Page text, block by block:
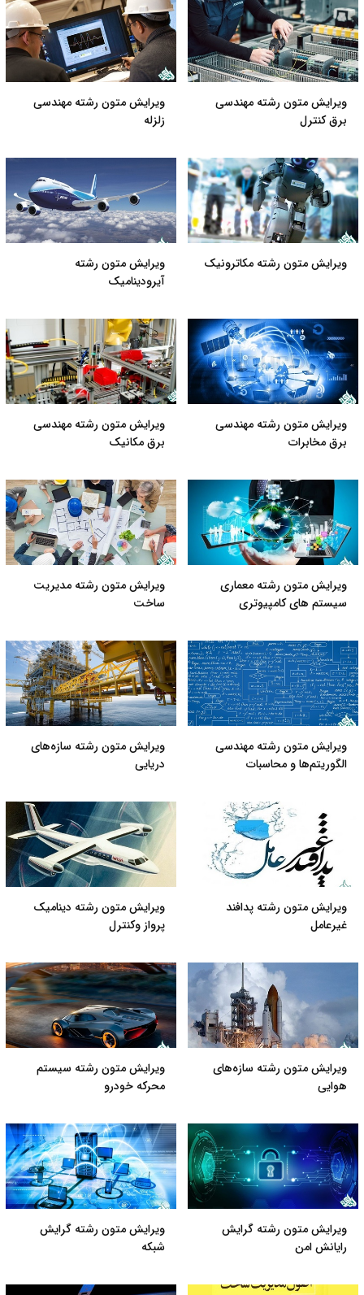
ویرایش متون رشته مهندسی
برق کنترل
ویرایش متون رشته مهندسی
زلزله
ویرایش متون رشته مکاترونیک
ویرایش متون رشته
آیرودینامیک
ویرایش متون رشته مهندسی
برق مخابرات
ویرایش متون رشته مهندسی
برق مکانیک
ویرایش متون رشته معماری
سیستم های کامپیوتری
ویرایش متون رشته مدیریت
ساخت
ویرایش متون رشته مهندسی
الگوریتم‌ها و محاسبات
ویرایش متون رشته سازه‌های
دریایی
ویرایش متون رشته پدافند
غیرعامل
ویرایش متون رشته دینامیک
پرواز وکنترل
ویرایش متون رشته سازه‌های
هوایی
ویرایش متون رشته سیستم
محرکه خودرو
ویرایش متون رشته گرایش
رایانش امن
ویرایش متون رشته گرایش
شبکه